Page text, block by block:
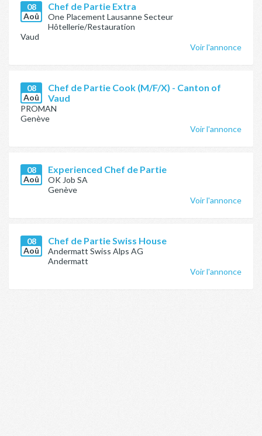
08
Aoû
Chef de Partie Extra
One Placement Lausanne Secteur
Hôtellerie/Restauration
Vaud
Voir l'annonce
08
Aoû
Chef de Partie Cook (M/F/X) - Canton of
Vaud
PROMAN
Genève
Voir l'annonce
08
Aoû
Experienced Chef de Partie
OK Job SA
Genève
Voir l'annonce
08
Aoû
Chef de Partie Swiss House
Andermatt Swiss Alps AG
Andermatt
Voir l'annonce